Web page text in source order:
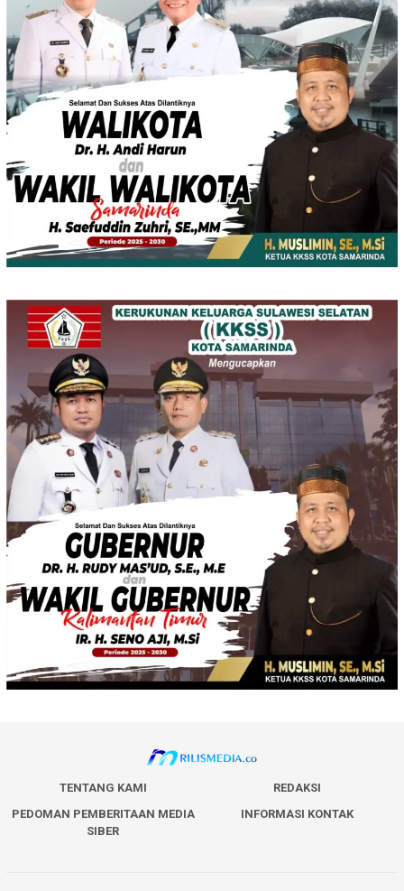
TENTANG KAMI
REDAKSI
PEDOMAN PEMBERITAAN MEDIA
SIBER
INFORMASI KONTAK